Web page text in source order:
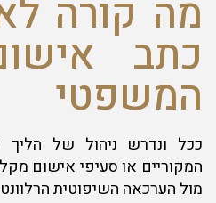
מה קורה
כתב
המשפטי
ככל ונדרש ניהול של
המקוריים או סעיפי אישום
מול הערכאה השיפוטית